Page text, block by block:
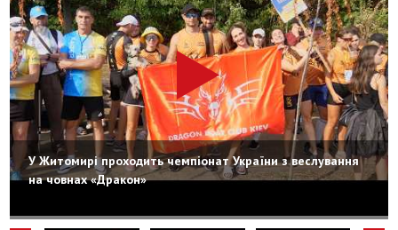
У Житомирі проходить чемпіонат України з веслування
на човнах «Дракон»